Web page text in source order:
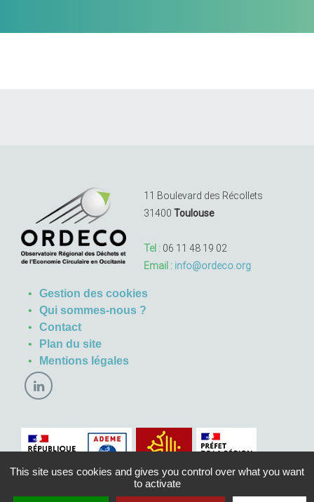
11 Boulevard des Récollets
31400 Toulouse
Tel : 06 11 48 19 02
Email : info@ordeco.org
Gestion des cookies
Qui sommes-nous ?
Contact
Plan du site
Mentions légales
This site uses cookies and gives you control over what you want
to activate